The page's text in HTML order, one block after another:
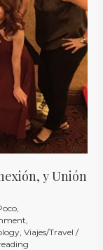
y Unión
,
, Viajes/Travel /